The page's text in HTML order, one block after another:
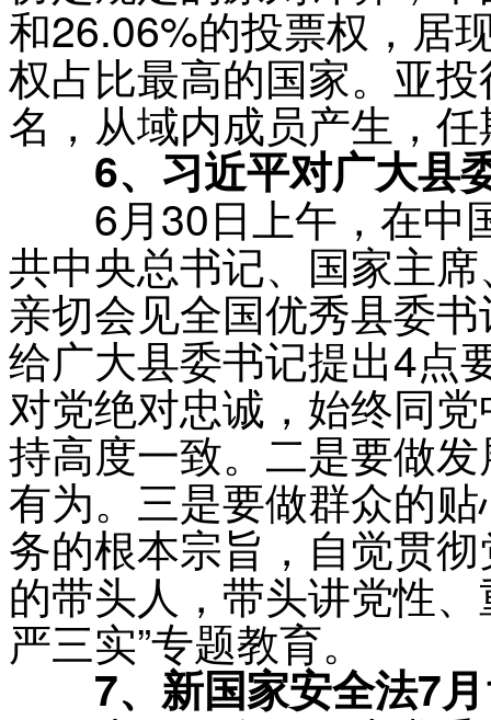
和26.06%的投票权，居
权占比最高的国家。亚
名，从域内成员产生，
6、习近平对广大县
6月30日上午，在中
共中央总书记、国家主
亲切会见全国优秀县委
给广大县委书记提出4点
对党绝对忠诚，始终同
持高度一致。二是要做
有为。三是要做群众的
务的根本宗旨，自觉贯
的带头人，带头讲党性
严三实”专题教育。
7、新国家安全法7月